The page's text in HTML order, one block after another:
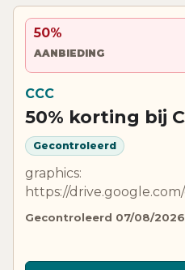
50%
AANBIEDING
CCC
50% korting bij
Gecontroleerd
graphics:
https://
Gecontroleerd 07/08/2026